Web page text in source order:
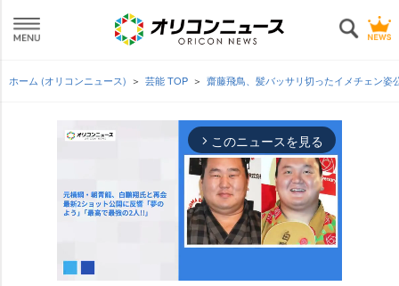
ホーム (オリコンニュース) 芸能 TOP 齋藤飛鳥、髪バッサリ切ったイメチェン
arrow_forward_ios このニュースを見る